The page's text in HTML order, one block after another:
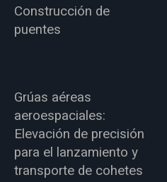
Construcción de
puentes
Grúas aéreas
aeroespaciales:
Elevación de precisión
para el lanzamiento y
transporte de cohetes